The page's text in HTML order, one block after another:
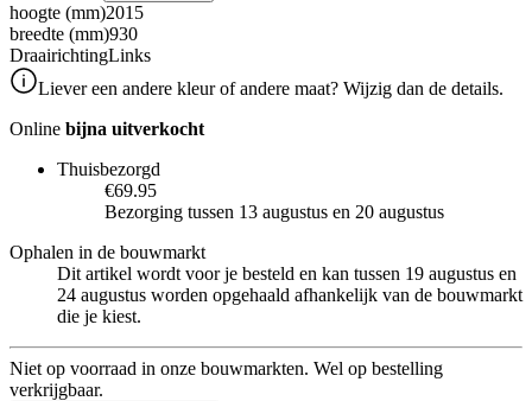
hoogte (mm)2015
breedte (mm)930
DraairichtingLinks
Liever een andere kleur of andere maat? Wijzig dan de details.
Online bijna uitverkocht
Thuisbezorgd
€69.95
Bezorging tussen 13 augustus en 20 augustus
Ophalen in de bouwmarkt
Dit artikel wordt voor je besteld en kan tussen 19 augustus en
24 augustus worden opgehaald afhankelijk van de bouwmarkt
die je kiest.
Niet op voorraad in onze bouwmarkten. Wel op bestelling
verkrijgbaar.